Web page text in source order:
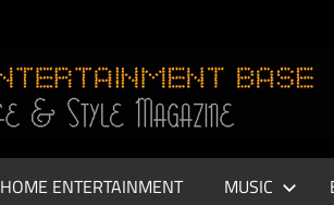
HOME ENTERTAINMENT MUSIC